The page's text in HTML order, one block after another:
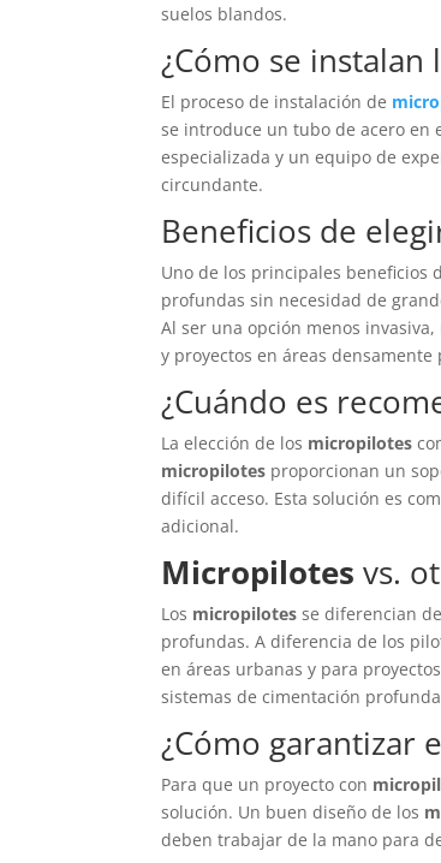
suelos blandos.
¿Cómo se instalan
El proceso de instalación de
se introduce un tubo de acero en
especializada y un equipo de
circundante.
Beneficios de
Uno de los principales beneficios
profundas sin necesidad de
Al ser una opción menos
y proyectos en áreas densamente
¿Cuándo es
La elección de los micropilotes
micropilotes proporcionan un
difícil acceso. Esta solución es
adicional.
Micropilotes vs.
Los micropilotes se diferencian
profundas. A diferencia de los
en áreas urbanas y para
sistemas de cimentación
¿Cómo garantizar
Para que un proyecto con
solución. Un buen diseño de los
deben trabajar de la mano para